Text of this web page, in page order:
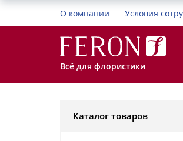
О компании Условия
Всё для флористики
Каталог товаров